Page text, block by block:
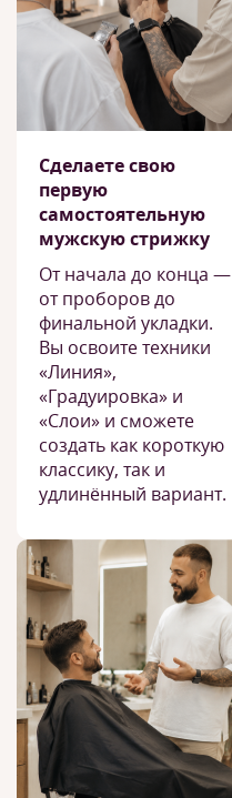
Сделаете свою
первую
самостоятельную
мужскую стрижку
От начала до конца —
от проборов до
финальной укладки.
Вы освоите техники
«Линия»,
«Градуировка» и
«Слои» и сможете
создать как короткую
классику, так и
удлинённый вариант.